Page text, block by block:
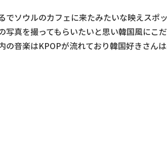
でソウルのカフェに来たみたいな映えスポ
写真を撮ってもらいたいと思い韓国風にこだ
の音楽はKPOPが流れており韓国好きさん